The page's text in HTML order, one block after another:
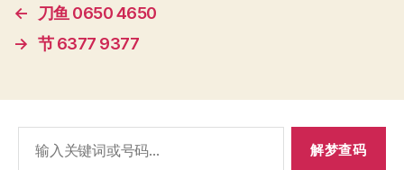
←
刀鱼 0650 4650
→ 节 6377 9377
索：